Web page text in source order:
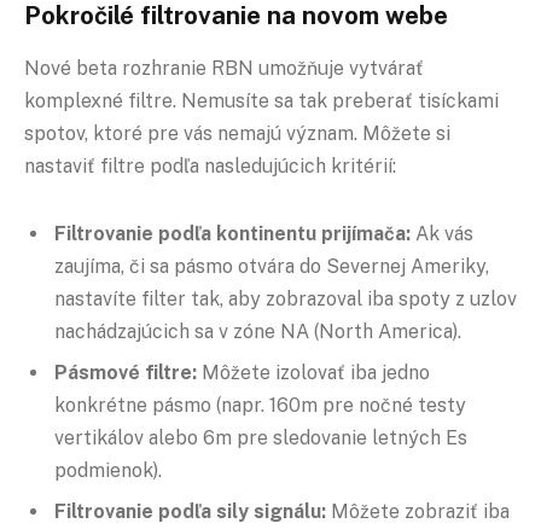
Pokročilé filtrovanie na novom webe
Nové beta rozhranie RBN umožňuje vytvárať
komplexné filtre. Nemusíte sa tak preberať tisíckami
spotov, ktoré pre vás nemajú význam. Môžete si
nastaviť filtre podľa nasledujúcich kritérií:
Filtrovanie podľa kontinentu prijímača: Ak vás
zaujíma, či sa pásmo otvára do Severnej Ameriky,
nastavíte filter tak, aby zobrazoval iba spoty z uzlov
nachádzajúcich sa v zóne NA (North America).
Pásmové filtre: Môžete izolovať iba jedno
konkrétne pásmo (napr. 160m pre nočné testy
vertikálov alebo 6m pre sledovanie letných Es
podmienok).
Filtrovanie podľa sily signálu: Môžete zobraziť iba